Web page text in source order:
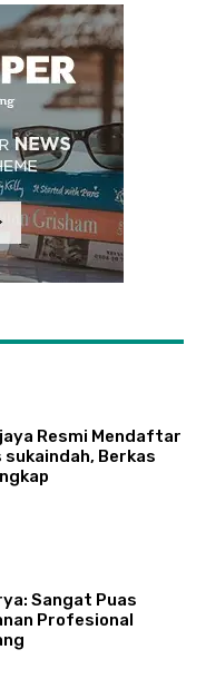
Resmi Mendaftar
sukaindah, Berkas
Sangat Puas
Profesional